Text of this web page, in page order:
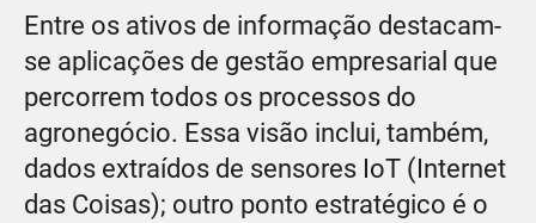
Entre os ativos de informação destacam-
se aplicações de gestão empresarial que
percorrem todos os processos do
agronegócio. Essa visão inclui, também,
dados extraídos de sensores IoT (Internet
das Coisas); outro ponto estratégico é o